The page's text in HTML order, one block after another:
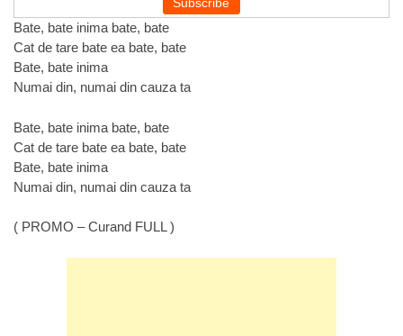
Bate, bate inima bate, bate
Cat de tare bate ea bate, bate
Bate, bate inima
Numai din, numai din cauza ta
Bate, bate inima bate, bate
Cat de tare bate ea bate, bate
Bate, bate inima
Numai din, numai din cauza ta
( PROMO – Curand FULL )